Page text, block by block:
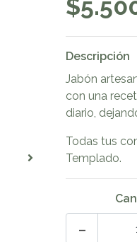
Descripción
Jabón
con una
diario,
Todas tus
Templado.
-